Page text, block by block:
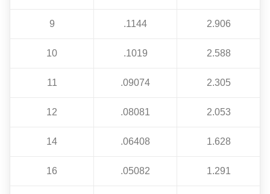
9 .1144 2.906
10 .1019 2.588
11 .09074 2.305
12 .08081 2.053
14 .06408 1.628
16 .05082 1.291